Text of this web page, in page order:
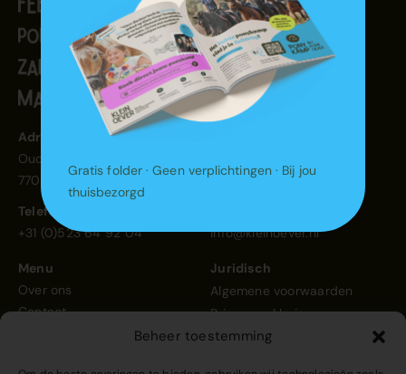
Beheer toestemming
Adres
Oud Avereest 60
7707 PP Balkbrug
KvK 88783561
Telefoon
+31 (0)523 64 92 04
info@kleinoever.nl
Menu
Over ons
Contact
Juridisch
Algemene voorwaarden
Privacyverklaring
Gratis folder · Geen verplichtingen · Bij jou
thuisbezorgd